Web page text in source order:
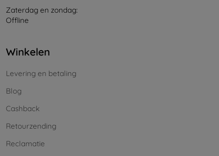
Zaterdag en zondag:
Offline
Winkelen
Levering en betaling
Blog
Cashback
Retourzending
Reclamatie